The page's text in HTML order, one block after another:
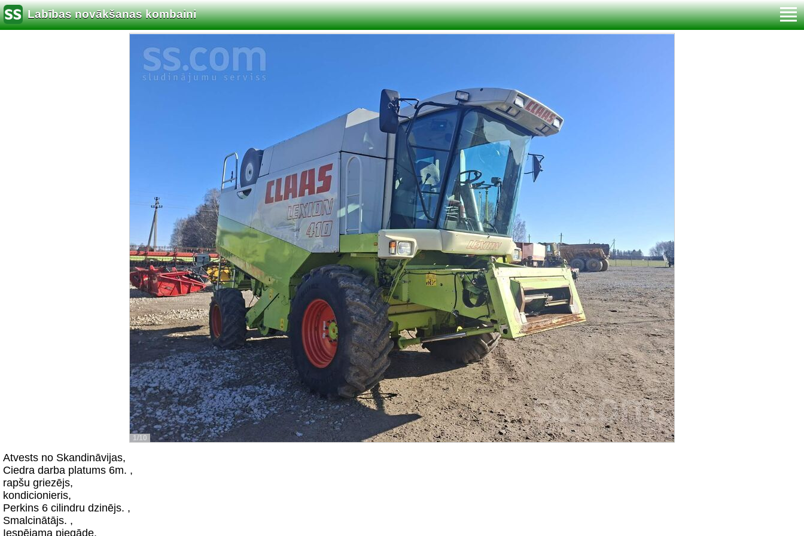
Labības novākšanas kombaini
1/10
Atvests no Skandināvijas,
Ciedra darba platums 6m. ,
rapšu griezējs,
kondicionieris,
Perkins 6 cilindru dzinējs. ,
Smalcinātājs. ,
Iespējama piegāde.